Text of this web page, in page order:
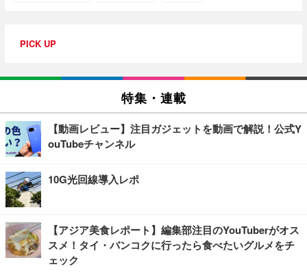
PICK UP
特集・連載
【動画レビュー】注目ガジェットを動画で解説！公式Y
ouTubeチャンネル
10G光回線導入レポ
【アジア美食レポート】編集部注目のYouTuberがオス
スメ！タイ・バンコクに行ったら食べたいグルメをチ
ェック